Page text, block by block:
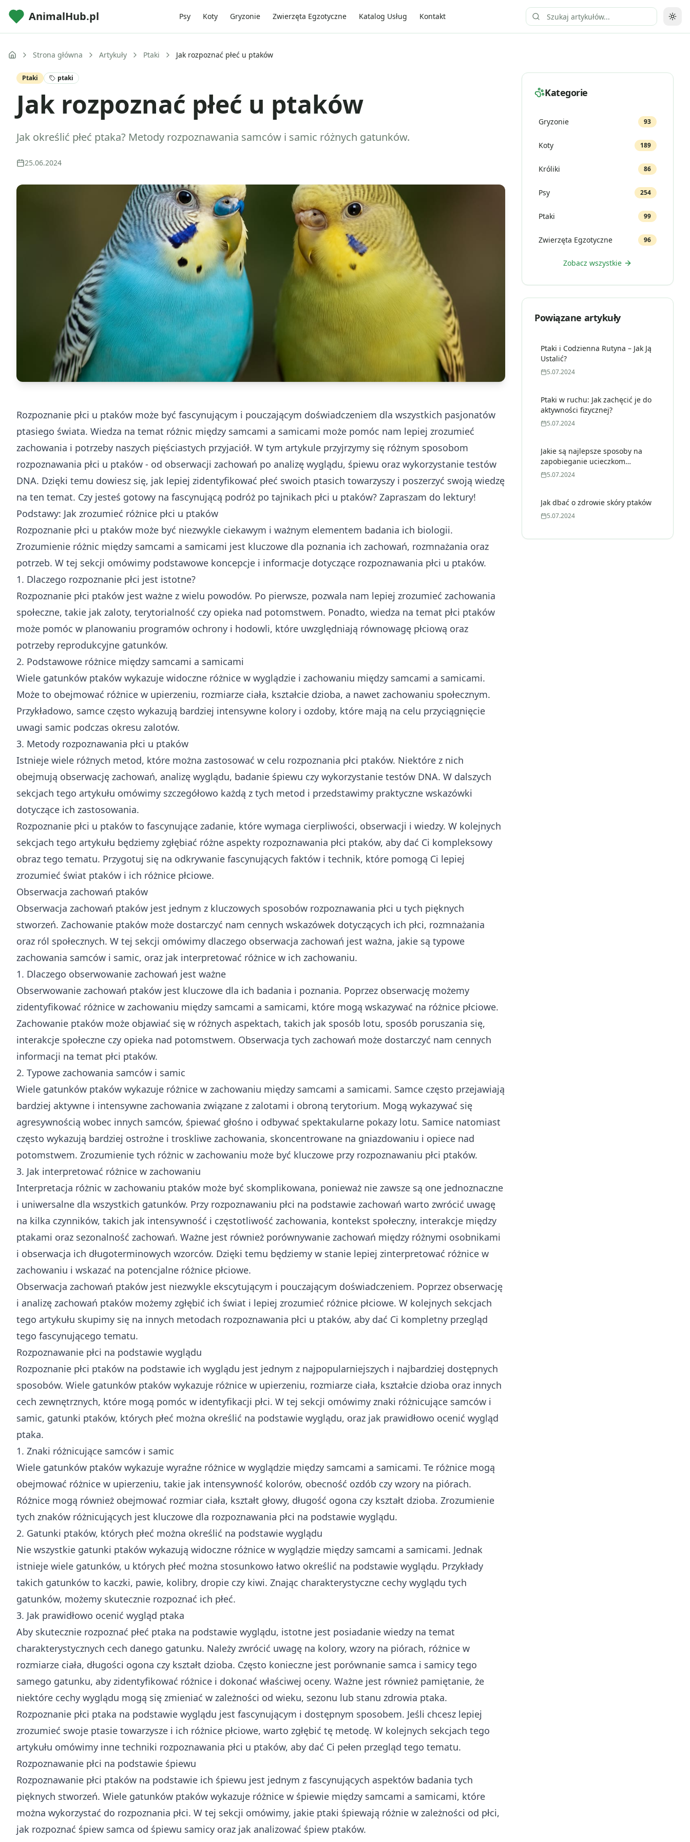
AnimalHub.pl Psy Koty Gryzonie Zwierzęta Egzotyczne Katalog Usług Kontakt
Strona główna Artykuły Ptaki Jak rozpoznać płeć u ptaków
Ptaki ptaki
Jak rozpoznać płeć u ptaków
Jak określić płeć ptaka? Metody rozpoznawania samców i samic różnych gatunków.
25.06.2024
Rozpoznanie płci u ptaków może być fascynującym i pouczającym doświadczeniem dla wszystkich pasjonatów
ptasiego świata. Wiedza na temat różnic między samcami a samicami może pomóc nam lepiej zrozumieć
zachowania i potrzeby naszych pięściastych przyjaciół. W tym artykule przyjrzymy się różnym sposobom
rozpoznawania płci u ptaków - od obserwacji zachowań po analizę wyglądu, śpiewu oraz wykorzystanie testów
DNA. Dzięki temu dowiesz się, jak lepiej zidentyfikować płeć swoich ptasich towarzyszy i poszerzyć swoją wiedzę
na ten temat. Czy jesteś gotowy na fascynującą podróż po tajnikach płci u ptaków? Zapraszam do lektury!
Podstawy: Jak zrozumieć różnice płci u ptaków
Rozpoznanie płci u ptaków może być niezwykle ciekawym i ważnym elementem badania ich biologii.
Zrozumienie różnic między samcami a samicami jest kluczowe dla poznania ich zachowań, rozmnażania oraz
potrzeb. W tej sekcji omówimy podstawowe koncepcje i informacje dotyczące rozpoznawania płci u ptaków.
1. Dlaczego rozpoznanie płci jest istotne?
Rozpoznanie płci ptaków jest ważne z wielu powodów. Po pierwsze, pozwala nam lepiej zrozumieć zachowania
społeczne, takie jak zaloty, terytorialność czy opieka nad potomstwem. Ponadto, wiedza na temat płci ptaków
może pomóc w planowaniu programów ochrony i hodowli, które uwzględniają równowagę płciową oraz
potrzeby reprodukcyjne gatunków.
2. Podstawowe różnice między samcami a samicami
Wiele gatunków ptaków wykazuje widoczne różnice w wyglądzie i zachowaniu między samcami a samicami.
Może to obejmować różnice w upierzeniu, rozmiarze ciała, kształcie dzioba, a nawet zachowaniu społecznym.
Przykładowo, samce często wykazują bardziej intensywne kolory i ozdoby, które mają na celu przyciągnięcie
uwagi samic podczas okresu zalotów.
3. Metody rozpoznawania płci u ptaków
Istnieje wiele różnych metod, które można zastosować w celu rozpoznania płci ptaków. Niektóre z nich
obejmują obserwację zachowań, analizę wyglądu, badanie śpiewu czy wykorzystanie testów DNA. W dalszych
sekcjach tego artykułu omówimy szczegółowo każdą z tych metod i przedstawimy praktyczne wskazówki
dotyczące ich zastosowania.
Rozpoznanie płci u ptaków to fascynujące zadanie, które wymaga cierpliwości, obserwacji i wiedzy. W kolejnych
sekcjach tego artykułu będziemy zgłębiać różne aspekty rozpoznawania płci ptaków, aby dać Ci kompleksowy
obraz tego tematu. Przygotuj się na odkrywanie fascynujących faktów i technik, które pomogą Ci lepiej
zrozumieć świat ptaków i ich różnice płciowe.
Obserwacja zachowań ptaków
Obserwacja zachowań ptaków jest jednym z kluczowych sposobów rozpoznawania płci u tych pięknych
stworzeń. Zachowanie ptaków może dostarczyć nam cennych wskazówek dotyczących ich płci, rozmnażania
oraz ról społecznych. W tej sekcji omówimy dlaczego obserwacja zachowań jest ważna, jakie są typowe
zachowania samców i samic, oraz jak interpretować różnice w ich zachowaniu.
1. Dlaczego obserwowanie zachowań jest ważne
Obserwowanie zachowań ptaków jest kluczowe dla ich badania i poznania. Poprzez obserwację możemy
zidentyfikować różnice w zachowaniu między samcami a samicami, które mogą wskazywać na różnice płciowe.
Zachowanie ptaków może objawiać się w różnych aspektach, takich jak sposób lotu, sposób poruszania się,
interakcje społeczne czy opieka nad potomstwem. Obserwacja tych zachowań może dostarczyć nam cennych
informacji na temat płci ptaków.
2. Typowe zachowania samców i samic
Wiele gatunków ptaków wykazuje różnice w zachowaniu między samcami a samicami. Samce często przejawiają
bardziej aktywne i intensywne zachowania związane z zalotami i obroną terytorium. Mogą wykazywać się
agresywnością wobec innych samców, śpiewać głośno i odbywać spektakularne pokazy lotu. Samice natomiast
często wykazują bardziej ostrożne i troskliwe zachowania, skoncentrowane na gniazdowaniu i opiece nad
potomstwem. Zrozumienie tych różnic w zachowaniu może być kluczowe przy rozpoznawaniu płci ptaków.
3. Jak interpretować różnice w zachowaniu
Interpretacja różnic w zachowaniu ptaków może być skomplikowana, ponieważ nie zawsze są one jednoznaczne
i uniwersalne dla wszystkich gatunków. Przy rozpoznawaniu płci na podstawie zachowań warto zwrócić uwagę
na kilka czynników, takich jak intensywność i częstotliwość zachowania, kontekst społeczny, interakcje między
ptakami oraz sezonalność zachowań. Ważne jest również porównywanie zachowań między różnymi osobnikami
i obserwacja ich długoterminowych wzorców. Dzięki temu będziemy w stanie lepiej zinterpretować różnice w
zachowaniu i wskazać na potencjalne różnice płciowe.
Obserwacja zachowań ptaków jest niezwykle ekscytującym i pouczającym doświadczeniem. Poprzez obserwację
i analizę zachowań ptaków możemy zgłębić ich świat i lepiej zrozumieć różnice płciowe. W kolejnych sekcjach
tego artykułu skupimy się na innych metodach rozpoznawania płci u ptaków, aby dać Ci kompletny przegląd
tego fascynującego tematu.
Rozpoznawanie płci na podstawie wyglądu
Rozpoznanie płci ptaków na podstawie ich wyglądu jest jednym z najpopularniejszych i najbardziej dostępnych
sposobów. Wiele gatunków ptaków wykazuje różnice w upierzeniu, rozmiarze ciała, kształcie dzioba oraz innych
cech zewnętrznych, które mogą pomóc w identyfikacji płci. W tej sekcji omówimy znaki różnicujące samców i
samic, gatunki ptaków, których płeć można określić na podstawie wyglądu, oraz jak prawidłowo ocenić wygląd
ptaka.
1. Znaki różnicujące samców i samic
Wiele gatunków ptaków wykazuje wyraźne różnice w wyglądzie między samcami a samicami. Te różnice mogą
obejmować różnice w upierzeniu, takie jak intensywność kolorów, obecność ozdób czy wzory na piórach.
Różnice mogą również obejmować rozmiar ciała, kształt głowy, długość ogona czy kształt dzioba. Zrozumienie
tych znaków różnicujących jest kluczowe dla rozpoznawania płci na podstawie wyglądu.
2. Gatunki ptaków, których płeć można określić na podstawie wyglądu
Nie wszystkie gatunki ptaków wykazują widoczne różnice w wyglądzie między samcami a samicami. Jednak
istnieje wiele gatunków, u których płeć można stosunkowo łatwo określić na podstawie wyglądu. Przykłady
takich gatunków to kaczki, pawie, kolibry, dropie czy kiwi. Znając charakterystyczne cechy wyglądu tych
gatunków, możemy skutecznie rozpoznać ich płeć.
3. Jak prawidłowo ocenić wygląd ptaka
Aby skutecznie rozpoznać płeć ptaka na podstawie wyglądu, istotne jest posiadanie wiedzy na temat
charakterystycznych cech danego gatunku. Należy zwrócić uwagę na kolory, wzory na piórach, różnice w
rozmiarze ciała, długości ogona czy kształt dzioba. Często konieczne jest porównanie samca i samicy tego
samego gatunku, aby zidentyfikować różnice i dokonać właściwej oceny. Ważne jest również pamiętanie, że
niektóre cechy wyglądu mogą się zmieniać w zależności od wieku, sezonu lub stanu zdrowia ptaka.
Rozpoznanie płci ptaka na podstawie wyglądu jest fascynującym i dostępnym sposobem. Jeśli chcesz lepiej
zrozumieć swoje ptasie towarzysze i ich różnice płciowe, warto zgłębić tę metodę. W kolejnych sekcjach tego
artykułu omówimy inne techniki rozpoznawania płci u ptaków, aby dać Ci pełen przegląd tego tematu.
Rozpoznawanie płci na podstawie śpiewu
Rozpoznawanie płci ptaków na podstawie ich śpiewu jest jednym z fascynujących aspektów badania tych
pięknych stworzeń. Wiele gatunków ptaków wykazuje różnice w śpiewie między samcami a samicami, które
można wykorzystać do rozpoznania płci. W tej sekcji omówimy, jakie ptaki śpiewają różnie w zależności od płci,
jak rozpoznać śpiew samca od śpiewu samicy oraz jak analizować śpiew ptaków.
Kategorie
Gryzonie 93
Koty 189
Króliki 86
Psy 254
Ptaki 99
Zwierzęta Egzotyczne 96
Zobacz wszystkie
Powiązane artykuły
Ptaki i Codzienna Rutyna – Jak Ją
Ustalić?
5.07.2024
Ptaki w ruchu: Jak zachęcić je do
aktywności fizycznej?
5.07.2024
Jakie są najlepsze sposoby na
zapobieganie ucieczkom
ptaków?
5.07.2024
Jak dbać o zdrowie skóry ptaków
5.07.2024